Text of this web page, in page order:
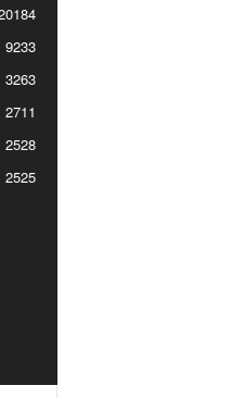
9233
3263
2711
2528
2525